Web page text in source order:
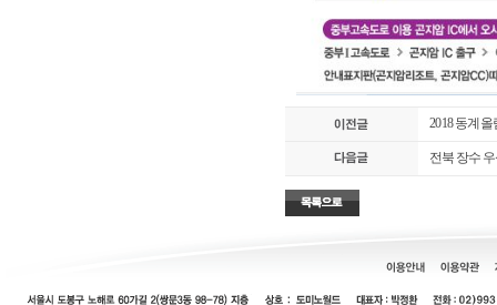
2018 동계
전북 장수